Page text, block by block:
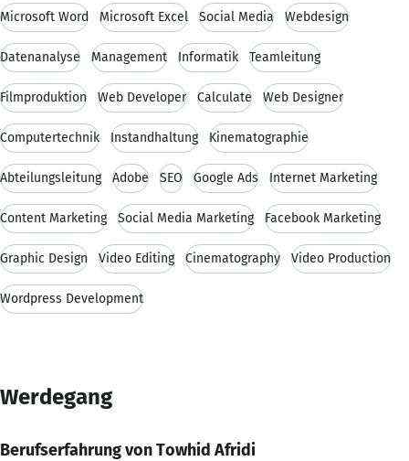
Microsoft Word Microsoft Excel Social Media Webdesign
Datenanalyse Management Informatik Teamleitung
Filmproduktion Web Developer Calculate Web Designer
Computertechnik Instandhaltung Kinematographie
Abteilungsleitung Adobe SEO Google Ads Internet Marketing
Content Marketing Social Media Marketing Facebook Marketing
Graphic Design Video Editing Cinematography Video Production
Wordpress Development
Werdegang
Berufserfahrung von Towhid Afridi